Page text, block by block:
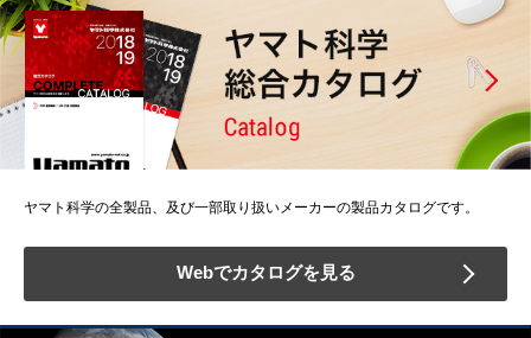
ヤマト科学の全製品、及び一部取り扱いメーカーの製品カタログです。
Webでカタログを見る